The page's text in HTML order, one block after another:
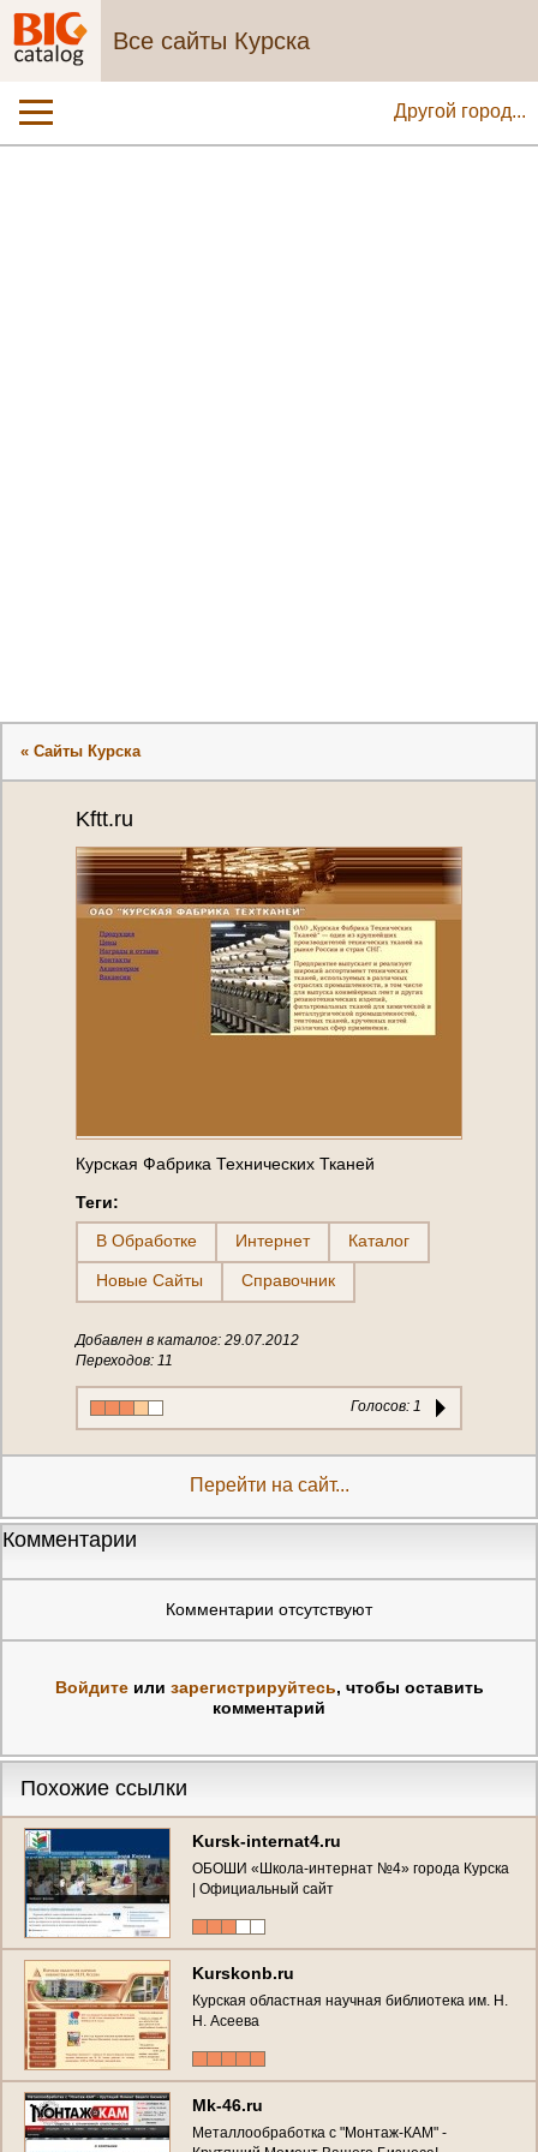
Все сайты Курска
Другой город...
« Сайты Курска
Kftt.ru
Курская Фабрика Технических Тканей
Теги:
В Обработке
Интернет Каталог
Новые Сайты Справочник
Добавлен в каталог: 29.07.2012
Переходов: 11
Голосов: 1
Перейти на сайт...
Комментарии
Комментарии отсутствуют
Войдитеили зарегистрируйтесь, чтобы оставить
комментарий
Похожие ссылки
Kursk-internat4.ru
ОБОШИ «Школа-интернат №4» города Курска
| Официальный сайт
Kurskonb.ru
Курская областная научная библиотека им. Н.
Н. Асеева
Mk-46.ru
Металлообработка с "Монтаж-КАМ" -